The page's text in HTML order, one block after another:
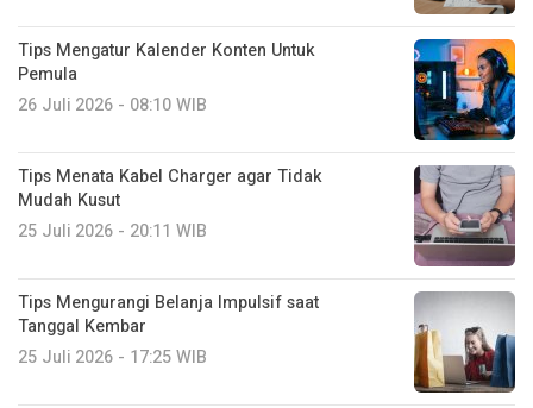
Tips Mengatur Kalender Konten Untuk
Pemula
26 Juli 2026 - 08:10 WIB
Tips Menata Kabel Charger agar Tidak
Mudah Kusut
25 Juli 2026 - 20:11 WIB
Tips Mengurangi Belanja Impulsif saat
Tanggal Kembar
25 Juli 2026 - 17:25 WIB